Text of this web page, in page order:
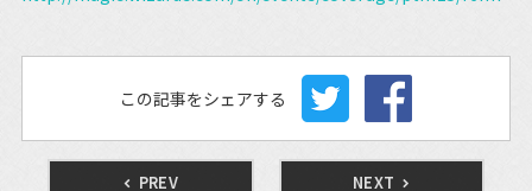
この記事をシェアする
PREV NEXT